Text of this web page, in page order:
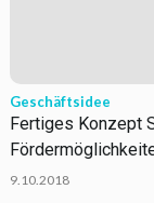
Geschäftsidee
Fertiges Konzept
9.10.2018